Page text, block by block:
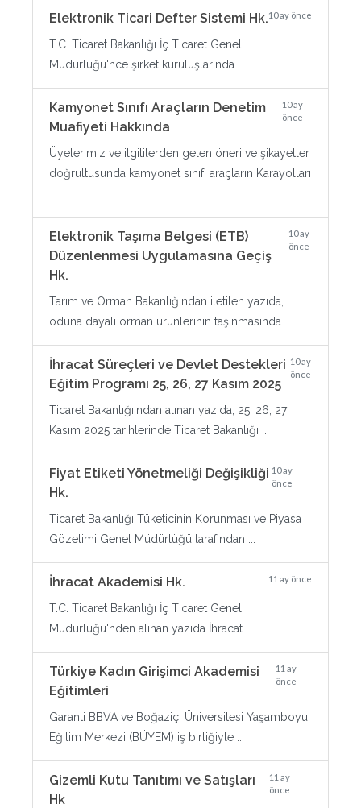
Elektronik Ticari Defter Sistemi Hk.10 ay önce
T.C. Ticaret Bakanlığı İç Ticaret Genel
Müdürlüğü'nce şirket kuruluşlarında ...
Kamyonet Sınıfı Araçların Denetim
Muafiyeti Hakkında
10 ay
önce
Üyelerimiz ve ilgililerden gelen öneri ve şikayetler
doğrultusunda kamyonet sınıfı araçların Karayolları
Elektronik Taşıma Belgesi (ETB)
Düzenlenmesi Uygulamasına Geçiş
Hk.
10 ay
önce
Tarım ve Orman Bakanlığından iletilen yazıda,
oduna dayalı orman ürünlerinin taşınmasında ...
İhracat Süreçleri ve Devlet Destekleri
Eğitim Programı 25, 26, 27 Kasım 2025
10 ay
önce
Ticaret Bakanlığı'ndan alınan yazıda, 25, 26, 27
Kasım 2025 tarihlerinde Ticaret Bakanlığı ...
Fiyat Etiketi Yönetmeliği Değişikliği
Hk.
10 ay
önce
Ticaret Bakanlığı Tüketicinin Korunması ve Piyasa
Gözetimi Genel Müdürlüğü tarafından ...
İhracat Akademisi Hk. 11 ay önce
T.C. Ticaret Bakanlığı İç Ticaret Genel
Müdürlüğü'nden alınan yazıda İhracat ...
Türkiye Kadın Girişimci Akademisi
Eğitimleri
11 ay
önce
Garanti BBVA ve Boğaziçi Üniversitesi Yaşamboyu
Eğitim Merkezi (BÜYEM) iş birliğiyle ...
Gizemli Kutu Tanıtımı ve Satışları
Hk
11 ay
önce